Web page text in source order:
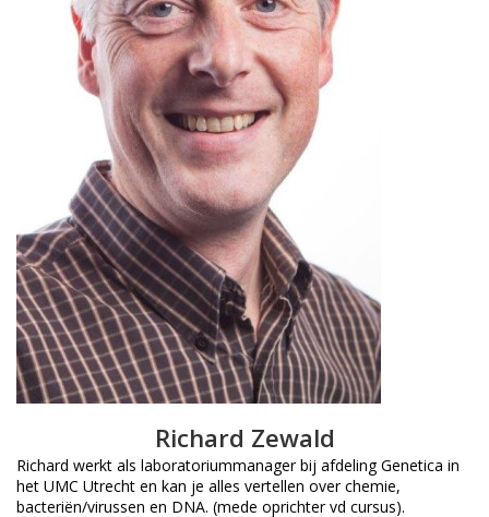
Richard Zewald
Richard werkt als laboratoriummanager bij afdeling Genetica in
het UMC Utrecht en kan je alles vertellen over chemie,
bacteriën/virussen en DNA. (mede oprichter vd cursus).